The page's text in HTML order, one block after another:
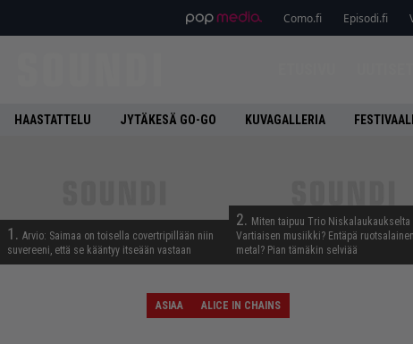
Como.fi Episodi.fi
HAASTATTELU JYTÄKESÄ GO-GO KUVAGALLERIA
1. Arvio: Saimaa on toisella covertripillään niin
suvereeni, että se kääntyy itseään vastaan
2. Miten taipuu Trio Niskalaukaukselta
Vartiaisen musiikki? Entäpä
metal? Pian tämäkin selviää
ASIAA ALICE IN CHAINS